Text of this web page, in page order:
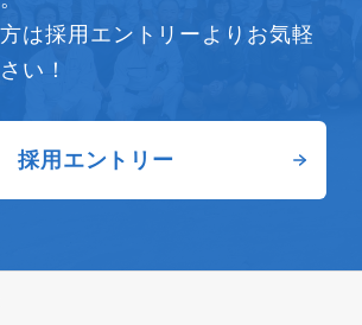
は採用エントリーよりお気軽
い！
採用エントリー